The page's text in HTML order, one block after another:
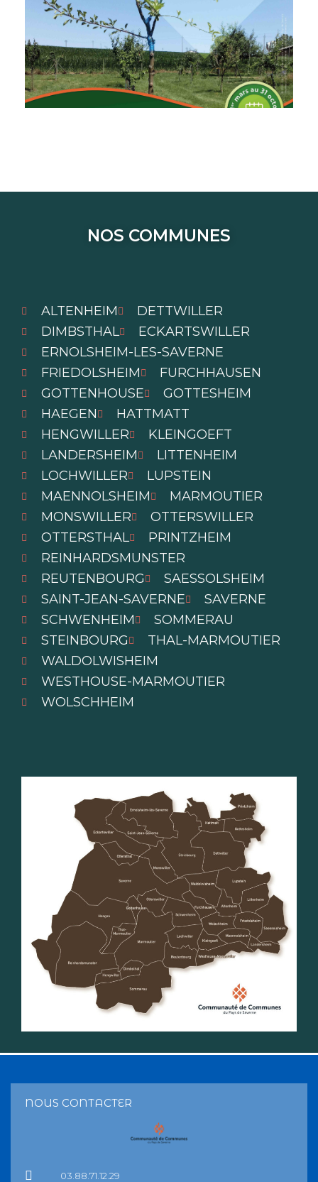
Demande
NOS COMMUNES
ALTENHEIM
DETTWILLER
DIMBSTHAL
ECKARTSWILLER
ERNOLSHEIM-LES-SAVERNE
FRIEDOLSHEIM
FURCHHAUSEN
GOTTENHOUSE
GOTTESHEIM
HAEGEN
HATTMATT
HENGWILLER
KLEINGOEFT
LANDERSHEIM
LITTENHEIM
LOCHWILLER
LUPSTEIN
MAENNOLSHEIM
MARMOUTIER
MONSWILLER
OTTERSWILLER
OTTERSTHAL
PRINTZHEIM
REINHARDSMUNSTER
REUTENBOURG
SAESSOLSHEIM
SAINT-JEAN-SAVERNE
SAVERNE
SCHWENHEIM
SOMMERAU
STEINBOURG
THAL-MARMOUTIER
WALDOLWISHEIM
WESTHOUSE-MARMOUTIER
WOLSCHHEIM
NOUS CONTACTER
03.88.71.12.29